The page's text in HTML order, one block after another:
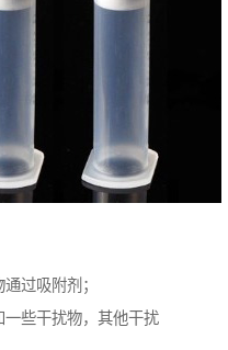
过吸附剂；
些干扰物，其他干扰